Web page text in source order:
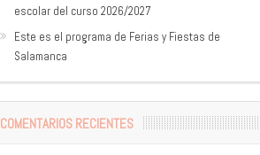
escolar del curso 2026/2027
Este es el programa de Ferias y Fiestas de
Salamanca
COMENTARIOS RECIENTES